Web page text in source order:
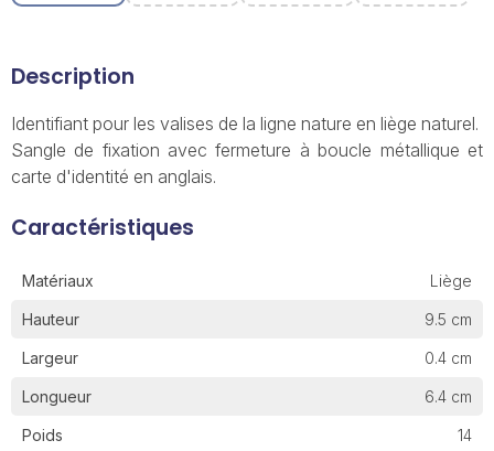
Description
Identifiant pour les valises de la ligne nature en liège naturel.
Sangle de fixation avec fermeture à boucle métallique et
carte d'identité en anglais.
Caractéristiques
Matériaux Liège
Hauteur 9.5 cm
Largeur 0.4 cm
Longueur 6.4 cm
Poids 14